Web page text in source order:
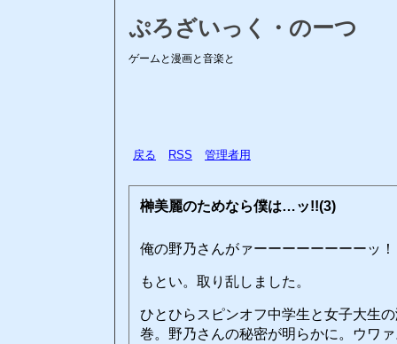
ぷろざいっく・のーつ
ゲームと漫画と音楽と
戻る RSS 管理者用
榊美麗のためなら僕は…ッ!!(3)
俺の野乃さんがァーーーーーーーーッ
もとい。取り乱しました。
ひとひらスピンオフ中学生と女子大生
巻。野乃さんの秘密が明らかに。ウワ